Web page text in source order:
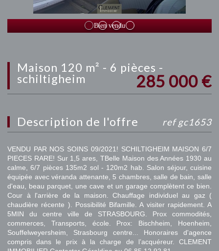
Bien vendu
maison 120 m² - 6 pièces -
schiltigheim
285 000 €
description de l'offre ref gc1653
VENDU PAR NOS SOINS 09/2021! SCHILTIGHEIM MAISON 6/7
PIECES RARE! Sur 1,5 ares, TBelle Maison des Années 1930 au
calme, 6/7 pièces 135m2 sol - 120m2 hab. Salon séjour, cuisine
équipée avec véranda attenante, 5 chambres, salle de bain, salle
d'eau, beau parquet, une cave et un garage complètent ce bien.
Cour à l'arrière de la maison. Chauffage individuel au gaz (
chaudière récente ). Possibilité Bifamille. A visiter rapidement. A
5MIN du centre ville de STRASBOURG. Prox commodités,
commerces, Transports, école. Prox: Bischheim, Hoenheim,
Souffelweyersheim, Strasbourg centre... Honoraires d'agence
compris dans le prix à la charge de l’acquéreur. CLEMENT